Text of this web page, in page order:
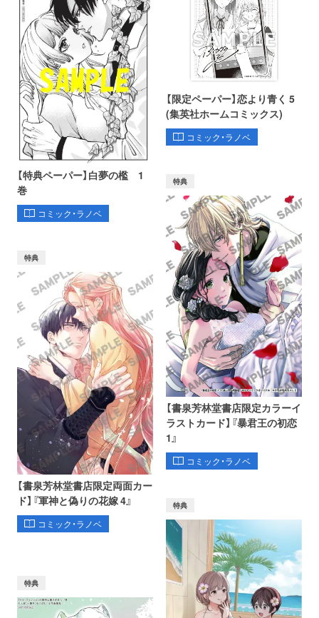
【特典ペーパー】白夢の檻 1
巻
コミック・ラノベ
【限定ペーパー】恋より青く 5
(集英社ホームコミックス)
コミック・ラノベ
特典
【書泉芳林堂書店限定両面カー
ド】『軍神と偽りの花嫁 4』
コミック・ラノベ
特典
【書泉芳林堂書店限定カラーイ
ラストカード】『暴君王の初恋
1』
コミック・ラノベ
特典
特典